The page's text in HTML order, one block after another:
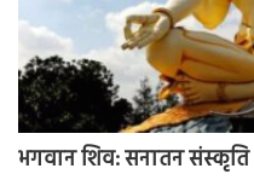
भगवान शिव: सनातन